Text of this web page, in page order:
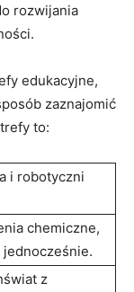
rozwijania
edukacyjne,
zaznajomić⁣
to:
‌i robotyczni‍
⁢chemiczne,
jednocześnie.
z